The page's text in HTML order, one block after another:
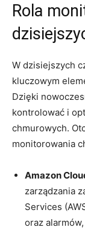
Rola
W dzisiejszych
kluczowym
Dzięki⁤
kontrolować i
chmurowych.⁢
monitorowania​
Amazon
zarządzania
Services‌
oraz